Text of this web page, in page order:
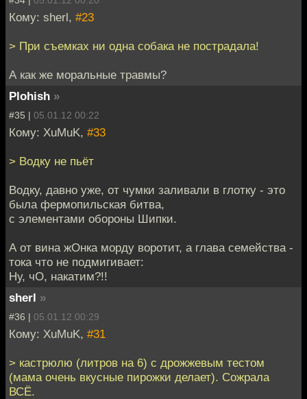
Кому: sherl, #23
> При съемках ни одна собака не пострадала!
А как же моральные травмы?
Plohish »
#35 | 05.01.12 00:22
Кому: XuMuK, #33
> Водку не пьёт
Водку, давно уже, от чумки заливали в глотку - это
была фермопильская битва,
с элементами обороны Шипки.
А от вина жОнка морду воротит, а глава семейства -
тока что не подмигивает:
Ну, чО, накатим?!!
sherl »
#36 | 05.01.12 00:29
Кому: XuMuK, #31
> кастрюлю (литров на 6) с дрожжевым тестом
(мама очень вкусные пирожки делает). Сожрала
ВСЁ.